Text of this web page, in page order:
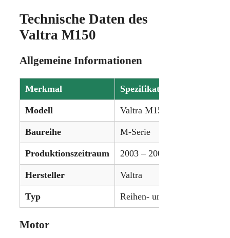
Technische Daten des
Valtra M150
Allgemeine Informationen
Merkmal Spezifikation
Modell Valtra M150
Baureihe M-Serie
Produktionszeitraum 2003 – 2006
Hersteller Valtra
Typ Reihen- und
Motor